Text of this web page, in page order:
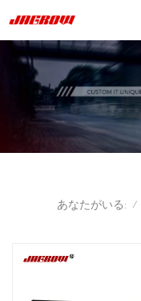
あなたがいる: /